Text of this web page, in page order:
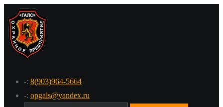
-: 8(903)964-5664
-: opgals@yandex.ru